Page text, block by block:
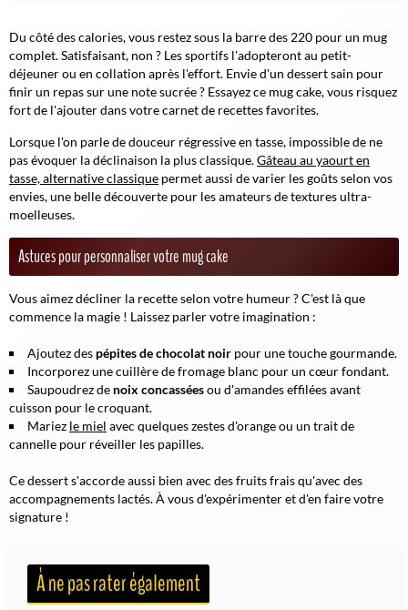
Du côté des calories, vous restez sous la barre des 220 pour un mug
complet. Satisfaisant, non ? Les sportifs l'adopteront au petit-
déjeuner ou en collation après l'effort. Envie d'un dessert sain pour
finir un repas sur une note sucrée ? Essayez ce mug cake, vous risquez
fort de l'ajouter dans votre carnet de recettes favorites.
Lorsque l'on parle de douceur régressive en tasse, impossible de ne
pas évoquer la déclinaison la plus classique.Gâteau au yaourt en
tasse, alternative classique permet aussi de varier les goûts selon vos
envies, une belle découverte pour les amateurs de textures ultra-
moelleuses.
Astuces pour personnaliser votre mug cake
Vous aimez décliner la recette selon votre humeur ? C'est là que
commence la magie ! Laissez parler votre imagination :
Ajoutez des pépites de chocolat noir pour une touche gourmande.
Incorporez unecuillère de fromage blanc pour un cœur fondant.
Saupoudrez de noix concasséesou d'amandes effilées avant
cuisson pour le croquant.
Mariez le miel avec quelques zestes d'orange ou un trait de
cannelle pour réveiller les papilles.
Ce dessert s'accorde aussi bien avec des fruits frais qu'avec des
accompagnements lactés. À vous d'expérimenter et d'en faire votre
signature !
À ne pas rater également